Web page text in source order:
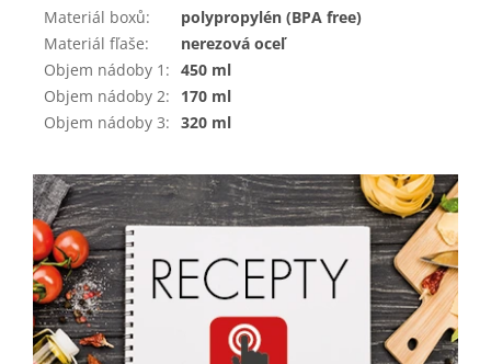
Materiál boxů:
polypropylén (BPA free)
Materiál fľaše:
nerezová oceľ
Objem nádoby 1 : 450 ml
Objem nádoby 2:
170 ml
Objem nádoby 3: 320 ml